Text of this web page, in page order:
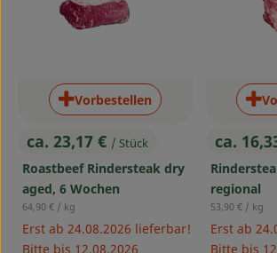
, Preis:
ca. 23,17 € / Stück
Roastbeef Rindersteak dry
aged, 6 Wochen
, Referenzpreis:
64,90 € / kg
Erst ab 24.08.2026 lieferbar!
Bitte bis 12.08.2026
Vorbestellen
, Preis:
ca.
regional
, Referenzpreis:
53,90 € / kg
Erst ab
Bitte bis